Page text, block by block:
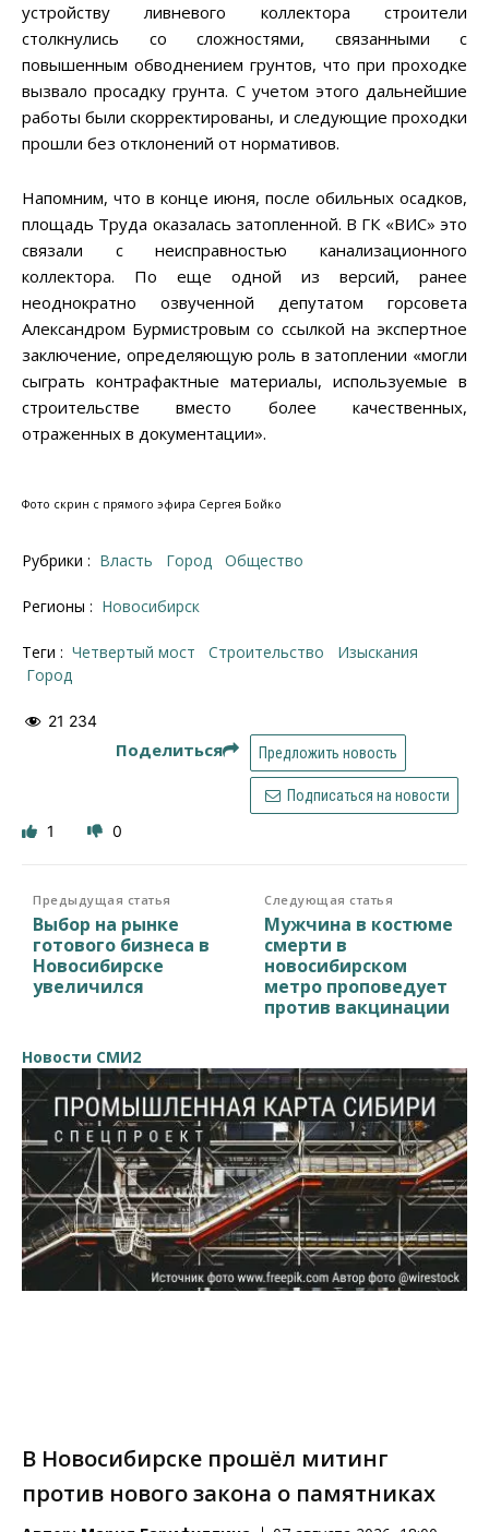
устройству ливневого коллектора строители
столкнулись со сложностями, связанными с
повышенным обводнением грунтов, что при проходке
вызвало просадку грунта. С учетом этого дальнейшие
работы были скорректированы, и следующие проходки
прошли без отклонений от нормативов.
Напомним, что в конце июня, после обильных осадков,
площадь Труда оказалась затопленной. В ГК «ВИС» это
связали с неисправностью канализационного
коллектора. По еще одной из версий, ранее
неоднократно озвученной депутатом горсовета
Александром Бурмистровым со ссылкой на экспертное
заключение, определяющую роль в затоплении «могли
сыграть контрафактные материалы, используемые в
строительстве вместо более качественных,
отраженных в документации».
Фото скрин с прямого эфира Сергея Бойко
Рубрики : Власть Город Общество
Регионы : Новосибирск
Теги : Четвертый мост строительство
изыскания
город
21 234
Поделиться Предложить новость
Подписаться на новости
1 0
Предыдущая статья
Выбор на рынке
готового бизнеса в
Новосибирске
увеличился
Следующая статья
Мужчина в костюме
смерти в
новосибирском
метро проповедует
против вакцинации
Новости СМИ2
В Новосибирске прошёл митинг
против нового закона о памятниках